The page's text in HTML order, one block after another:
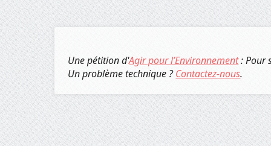
Une pétition d'Agir pour l’Environnement: Pour
Un problème technique ?Contactez-nous.